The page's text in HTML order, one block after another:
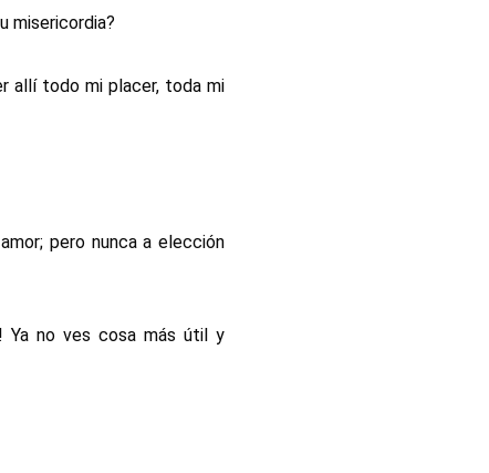
misericordia?
allí todo mi placer, toda mi
pero nunca a elección
Ya no ves cosa más útil y